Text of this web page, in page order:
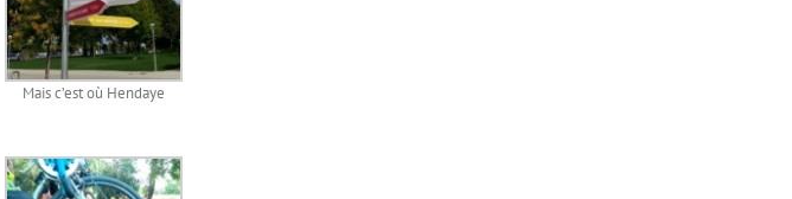
Mais c’est où Hendaye